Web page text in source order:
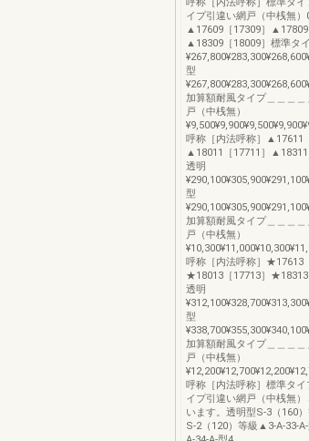
イプ引違い網戸（中桟無）
▲17609［17309］▲17809
▲18309［18009］標準タ
型
加算額耐風タイプ＿＿＿
戸（中桟無）
呼称［内法呼称］▲17611
▲18011［17711］
透明
型
加算額耐風タイプ＿＿＿
戸（中桟無）
呼称［内法呼称］★17613
★18013［17713］★18313
透明
型
加算額耐風タイプ＿＿＿
戸（中桟無）
呼称［内法呼称］標準タ
イプ引違い網戸（中桟無
います。透明型S-3（160
S-2（120）等級▲3-A-33-